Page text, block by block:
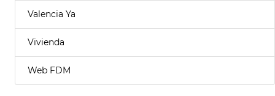
Valencia Ya
Vivienda
Web FDM